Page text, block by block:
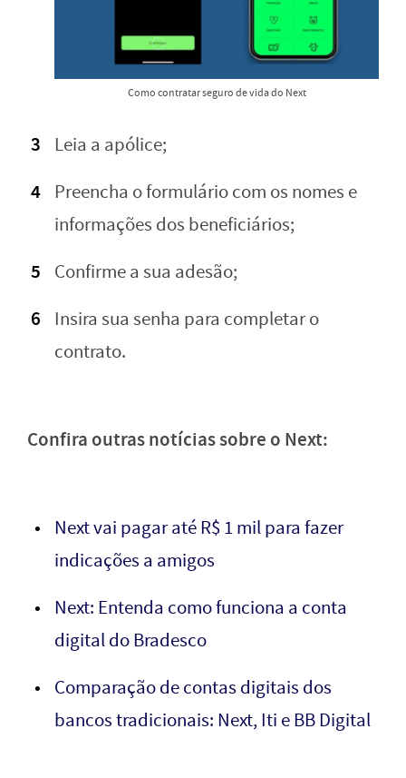
Como contratar seguro de vida do Next
Leia a apólice;
Preencha o formulário com os nomes e
informações dos beneficiários;
Confirme a sua adesão;
Insira sua senha para completar o
contrato.
Confira outras notícias sobre o Next:
Next vai pagar até R$ 1 mil para fazer
indicações a amigos
Next: Entenda como funciona a conta
digital do Bradesco
Comparação de contas digitais dos
bancos tradicionais: Next, Iti e BB Digital